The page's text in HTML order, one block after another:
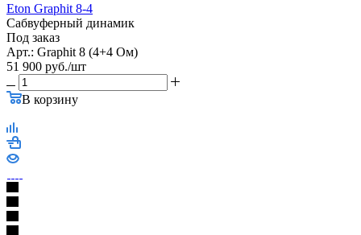
Eton Graphit 8-4
Сабвуферный динамик
Под заказ
Арт.: Graphit 8 (4+4 Ом)
51 900 руб./шт
В корзину